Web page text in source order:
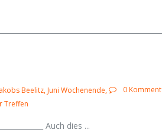
0
Beelitz Juni Wochenende
Treffen
Auch dies ...